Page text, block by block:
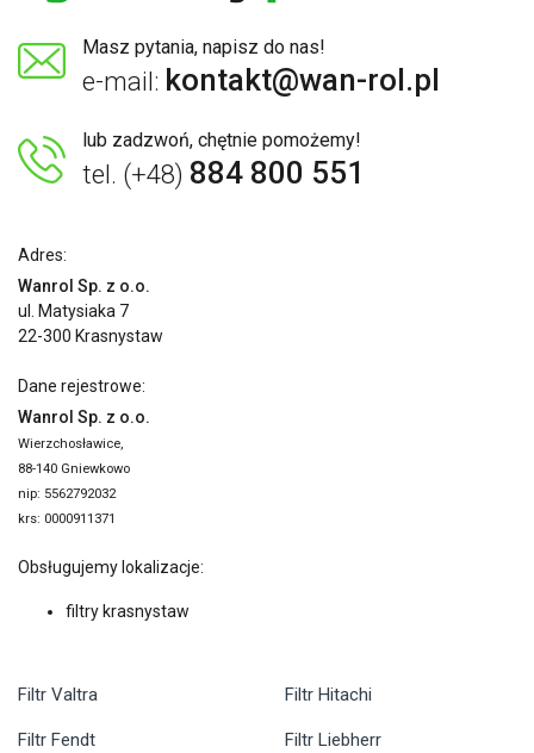
Masz pytania, napisz do nas!
e-mail: kontakt@wan-rol.pl
lub zadzwoń, chętnie pomożemy!
tel. (+48) 884 800 551
Adres:
Wanrol Sp. z o.o.
ul. Matysiaka 7
22-300 Krasnystaw
Dane rejestrowe:
Wanrol Sp. z o.o.
Wierzchosławice,
88-140 Gniewkowo
nip: 5562792032
krs: 0000911371
Obsługujemy lokalizacje:
filtry krasnystaw
Filtr Valtra
Filtr Fendt
Filtr Hitachi
Filtr Liebherr